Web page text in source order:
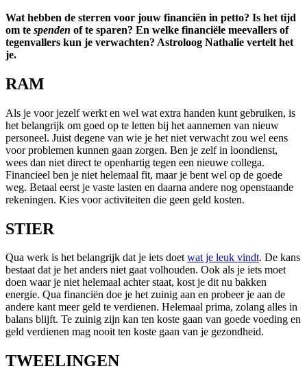
Wat hebben de sterren voor jouw financiën in petto? Is het tijd
om te spenden of te sparen? En welke financiële meevallers of
tegenvallers kun je verwachten? Astroloog Nathalie vertelt het
je.
RAM
Als je voor jezelf werkt en wel wat extra handen kunt gebruiken, is
het belangrijk om goed op te letten bij het aannemen van nieuw
personeel. Juist degene van wie je het niet verwacht zou wel eens
voor problemen kunnen gaan zorgen. Ben je zelf in loondienst,
wees dan niet direct te openhartig tegen een nieuwe collega.
Financieel ben je niet helemaal fit, maar je bent wel op de goede
weg. Betaal eerst je vaste lasten en daarna andere nog openstaande
rekeningen. Kies voor activiteiten die geen geld kosten.
STIER
Qua werk is het belangrijk dat je iets doetwat je leuk vindt. De kans
bestaat dat je het anders niet gaat volhouden. Ook als je iets moet
doen waar je niet helemaal achter staat, kost je dit nu bakken
energie. Qua financiën doe je het zuinig aan en probeer je aan de
andere kant meer geld te verdienen. Helemaal prima, zolang alles in
balans blijft. Te zuinig zijn kan ten koste gaan van goede voeding en
geld verdienen mag nooit ten koste gaan van je gezondheid.
TWEELINGEN